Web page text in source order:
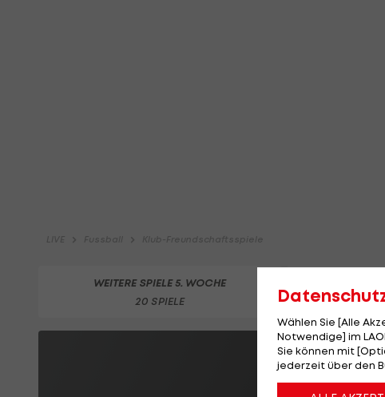
Wählen Sie [Alle
Notwendige] im
Sie können mit
jederzeit über den